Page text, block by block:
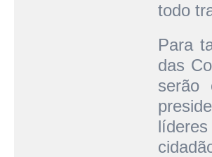
todo
Para
das
serão